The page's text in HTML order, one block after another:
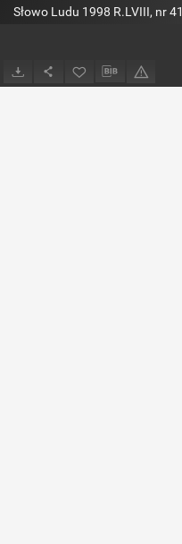
Słowo Ludu 1998 R.LVIII, nr 41